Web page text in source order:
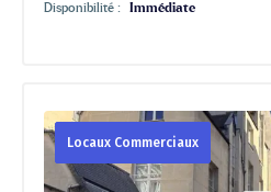
Disponibilité : Immédiate
Locaux Commerciaux